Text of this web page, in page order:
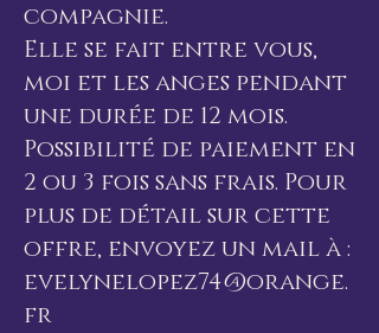
compagnie.
Elle se fait entre vous,
moi et les anges pendant
une durée de 12 mois.
Possibilité de paiement en
2 ou 3 fois sans frais. Pour
plus de détail sur cette
offre, envoyez un mail à :
evelynelopez74@orange.
fr